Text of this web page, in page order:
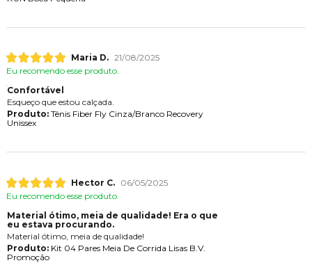
Maria D. 21/08/2025
Eu recomendo esse produto.
Confortável
Esqueço que estou calçada.
Produto:Tênis Fiber Fly Cinza/Branco Recovery
Unissex
Hector C.
06/05/2025
Eu recomendo esse produto.
Material ótimo, meia de qualidade! Era o que
eu estava procurando.
Material ótimo, meia de qualidade!
Produto:Kit 04 Pares Meia De Corrida Lisas B.V.
Promoção